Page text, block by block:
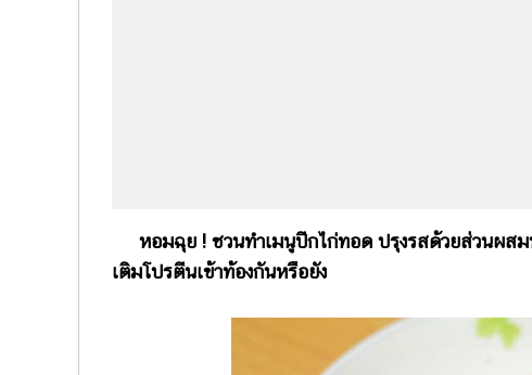
หอมฉุย ! ชวนทำเมนูปีกไก่ทอด ปรุงรสด้วยส่วนผ
เติมโปรตีนเข้าท้องกันหรือยัง